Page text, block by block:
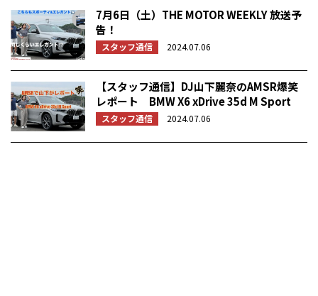
7月6日（土）THE MOTOR WEEKLY 放送予
告！
スタッフ通信 2024.07.06
【スタッフ通信】DJ山下麗奈のAMSR爆笑
レポート BMW X6 xDrive 35d M Sport
スタッフ通信 2024.07.06